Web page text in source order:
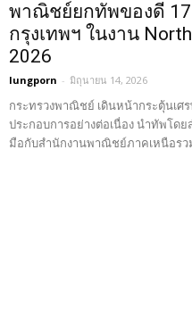
พาณิชย์ยกทัพของดี
กรุงเทพฯ ในงาน
2026
lungporn - มิถุนายน 14, 2026
กระทรวงพาณิชย์ เดินหน้ากระตุ้นเศ
ประกอบการอย่างต่อเนื่อง นำทัพโ
มือกับสำนักงานพาณิชย์ภาคเหนือรว